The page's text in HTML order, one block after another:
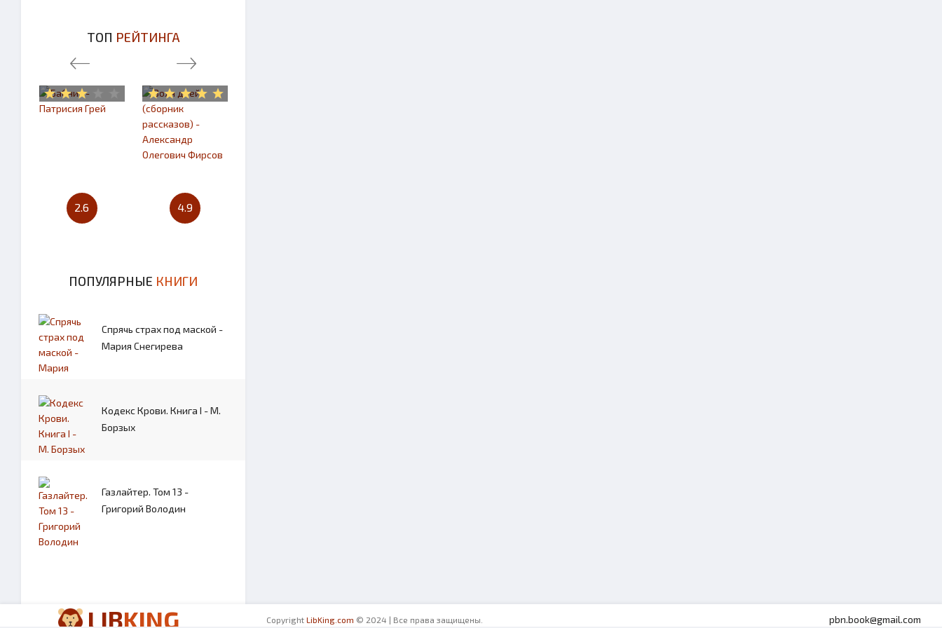
ТОП РЕЙТИНГА
2.6 4.9
ПОПУЛЯРНЫЕ КНИГИ
Спрячь страх под маской -
Мария Снегирева
Кодекс Крови. Книга I - М.
Борзых
Газлайтер. Том 13 -
Григорий Володин
LIBKING Copyright LibKing.com © 2024 | Все права защищены. pbn.book@gmail.com